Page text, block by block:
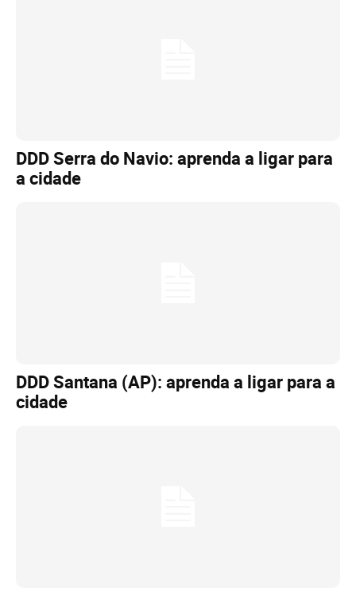
DDD Serra do Navio: aprenda a ligar para
a cidade
DDD Santana (AP): aprenda a ligar para a
cidade